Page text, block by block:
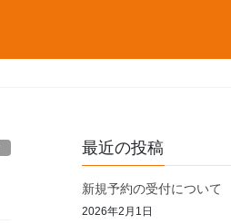
最近の投稿
新規予約の受付について
2026年2月1日